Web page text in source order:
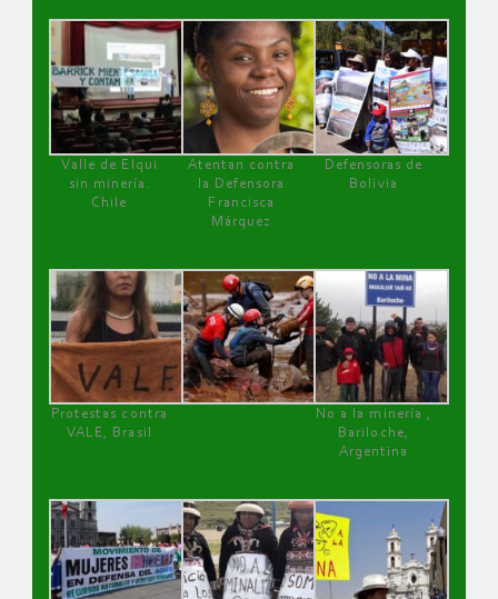
Valle de Elqui
sin minería.
Chile
Atentan contra
la Defensora
Francisca
Márquez
Defensoras de
Bolivia
Protestas contra
VALE, Brasil
No a la minería ,
Bariloche,
Argentina